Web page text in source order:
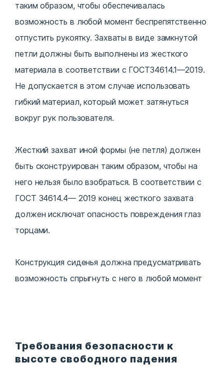
таким образом, чтобы обеспечивалась
возможность в любой момент беспрепятственно
отпустить рукоятку. Захваты в виде замкнутой
петли должны быть выполнены из жесткого
материала в соответствии с ГОСТ34614.1—2019.
Не допускается в этом случае использовать
гибкий материал, который может затянуться
вокруг рук пользователя.
Жесткий захват иной формы (не петля) должен
быть сконструирован таким образом, чтобы на
него нельзя было взобраться. В соответствии с
ГОСТ 34614.4— 2019 конец жесткого захвата
должен исключат опасность повреждения глаз
торцами.
Конструкция сиденья должна предусматривать
возможность спрыгнуть с него в любой момент
Требования безопасности к
высоте свободного падения